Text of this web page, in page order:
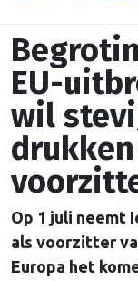
EU-
wil
Op 1 juli neemt
als voorzitter
Europa het